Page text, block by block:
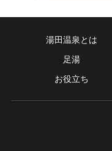
湯田温泉とは
足湯
お役立ち